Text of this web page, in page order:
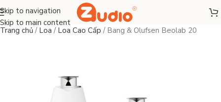
Skip to navigation
Skip to main content
Trang chủ / Loa / Loa Cao Cấp / Bang & Olufsen Beolab 20